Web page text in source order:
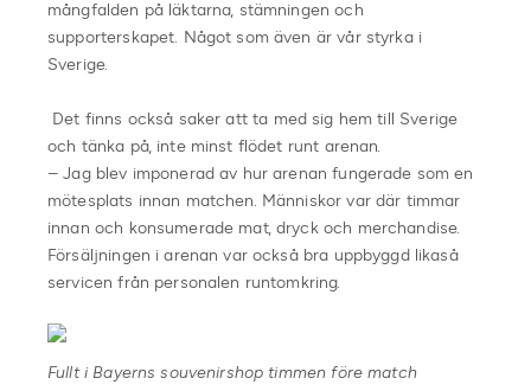
mångfalden på läktarna, stämningen och
supporterskapet. Något som även är vår styrka i
Sverige.
Det finns också saker att ta med sig hem till Sverige
och tänka på, inte minst flödet runt arenan.
– Jag blev imponerad av hur arenan fungerade som en
mötesplats innan matchen. Människor var där timmar
innan och konsumerade mat, dryck och merchandise.
Försäljningen i arenan var också bra uppbyggd likaså
servicen från personalen runtomkring.
Fullt i Bayerns souvenirshop timmen före match